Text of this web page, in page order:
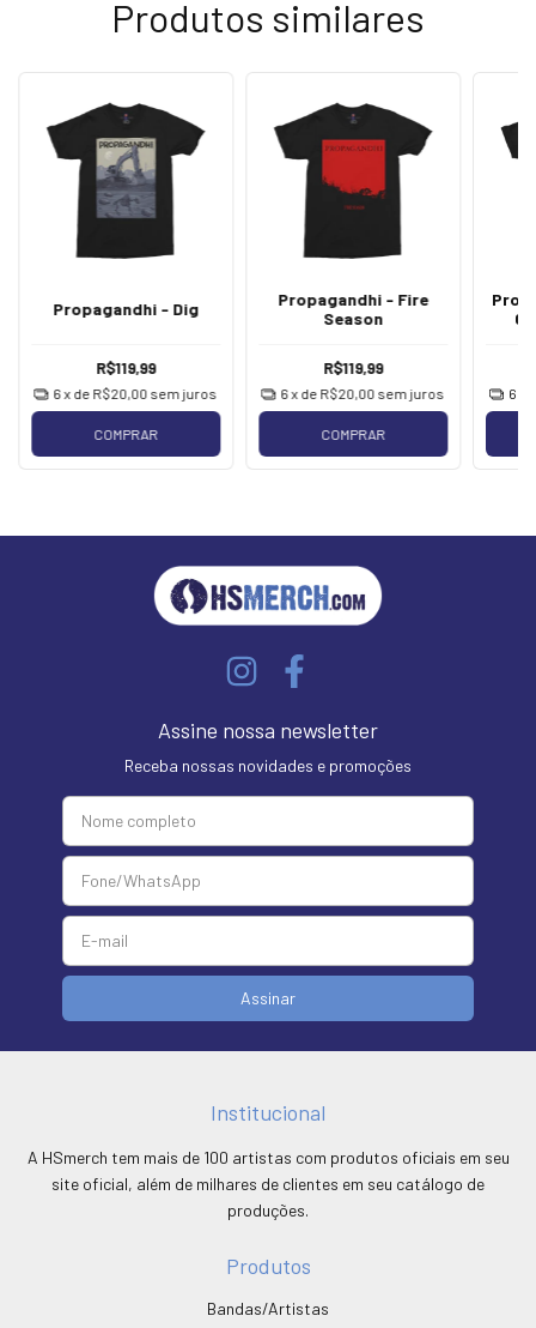
Produtos similares
Propagandhi - Dig
R$119,99
6x de R$20,00 sem juros
COMPRAR
Propagandhi - Fire
Season
R$119,99
6 x de R$20,00 sem juros
COMPRAR
6
Assine nossa newsletter
Receba nossas novidades e promoções
Institucional
A HSmerch tem mais de 100 artistas com produtos oficiais em seu
site oficial, além de milhares de clientes em seu catálogo de
produções.
Produtos
Bandas/Artistas